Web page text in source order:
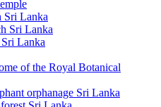
Sri Lanka
Sri Lanka
Lanka
of the Royal Botanical
orphanage Sri Lanka